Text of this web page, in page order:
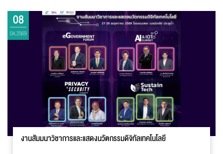
08
04.2569
งานสัมมนาวิชาการและแสดงนวัตกรรมดิจิทัลเทคโนโลยี